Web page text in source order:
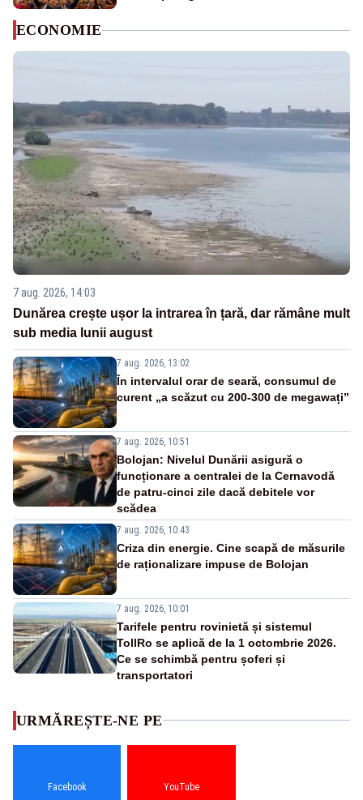
ECONOMIE
7 aug. 2026, 14:03
Dunărea crește ușor la intrarea în țară, dar rămâne mult
sub media lunii august
7 aug. 2026, 13:02
În intervalul orar de seară, consumul de
curent „a scăzut cu 200-300 de megawați”
7 aug. 2026, 10:51
Bolojan: Nivelul Dunării asigură o
funcționare a centralei de la Cernavodă
de patru-cinci zile dacă debitele vor
scădea
7 aug. 2026, 10:43
Criza din energie. Cine scapă de măsurile
de raționalizare impuse de Bolojan
7 aug. 2026, 10:01
Tarifele pentru rovinietă și sistemul
TollRo se aplică de la 1 octombrie 2026.
Ce se schimbă pentru șoferi și
transportatori
URMĂREȘTE-NE PE
Facebook YouTube